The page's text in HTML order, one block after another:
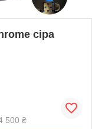
сіра
500 ₴